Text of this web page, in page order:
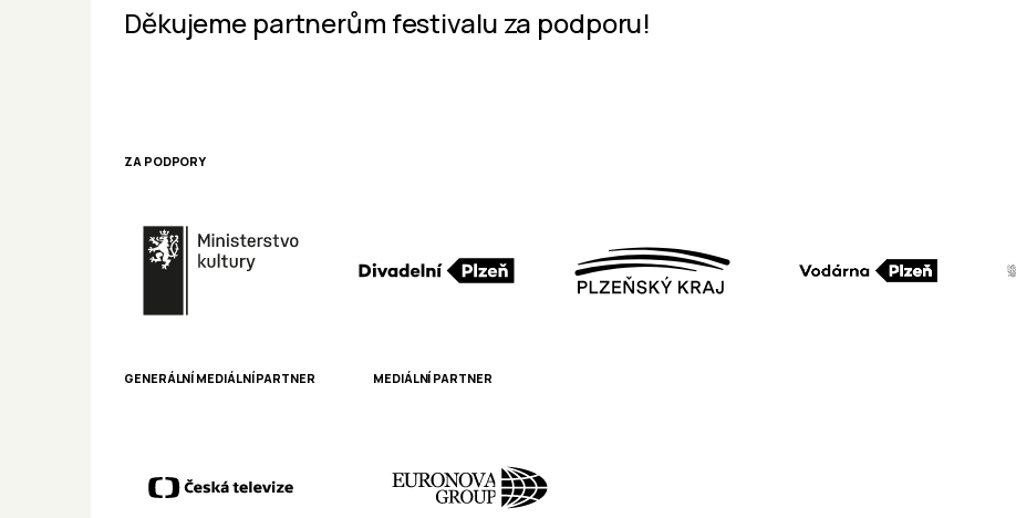
Děkujeme partnerům festivalu za podporu!
ZA PODPORY
GENERÁLNÍ MEDIÁLNÍ PARTNER MEDIÁLNÍ PARTNER